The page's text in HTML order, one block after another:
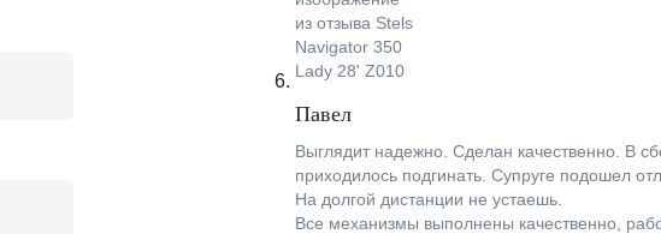
Павел
Выглядит надежно. Сделан качественно. В
приходилось подгинать. Супруге подошел
На долгой дистанции не устаешь.
Все механизмы выполнены качественно,